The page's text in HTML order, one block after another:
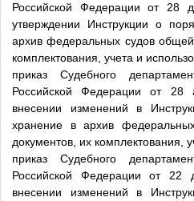
Российской Федерации от 28
утверждении Инструкции о
архив федеральных судов
комплектования, учета и
приказ Судебного
Российской Федерации от
внесении изменений в
хранение в архив
документов, их комплектования,
приказ Судебного
Российской Федерации от
внесении изменений в